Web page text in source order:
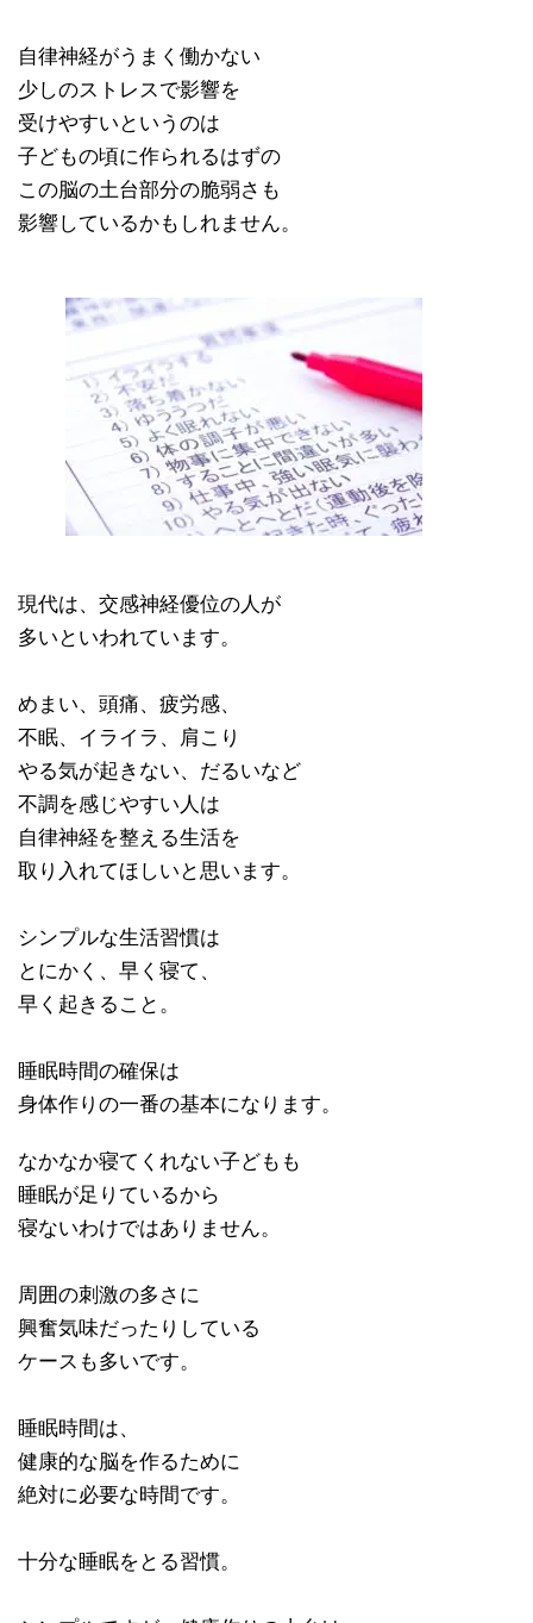
自律神経がうまく働かない
少しのストレスで影響を
受けやすいというのは
子どもの頃に作られるはずの
この脳の土台部分の脆弱さも
影響しているかもしれません。
現代は、交感神経優位の人が
多いといわれています。
めまい、頭痛、疲労感、
不眠、イライラ、肩こり
やる気が起きない、だるいなど
不調を感じやすい人は
自律神経を整える生活を
取り入れてほしいと思います。
シンプルな生活習慣は
とにかく、早く寝て、
早く起きること。
睡眠時間の確保は
身体作りの一番の基本になります。
なかなか寝てくれない子どもも
睡眠が足りているから
寝ないわけではありません。
周囲の刺激の多さに
興奮気味だったりしている
ケースも多いです。
睡眠時間は、
健康的な脳を作るために
絶対に必要な時間です。
十分な睡眠をとる習慣。